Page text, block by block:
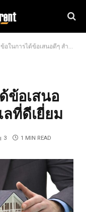
รได้ข้อเสนอดีๆ สำหรับบ้านในทำเลที่ดีเยี่ยม
ข้อเสนอ
ที่ดีเยี่ยม
3 1 MIN READ